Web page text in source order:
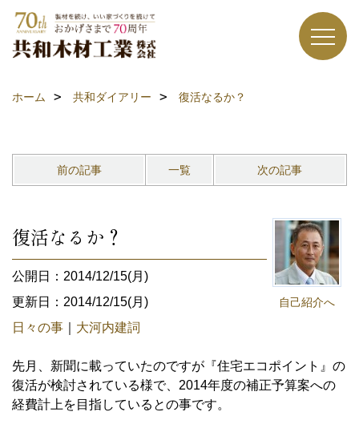
ホーム 共和ダイアリー 復活なるか？
前の記事 一覧 次の記事
自己紹介へ
復活なるか？
公開日：2014/12/15(月)
更新日：2014/12/15(月)
日々の事
大河内建詞
先月、新聞に載っていたのですが『住宅エコポイント』の
復活が検討されている様で、2014年度の補正予算案への
経費計上を目指しているとの事です。